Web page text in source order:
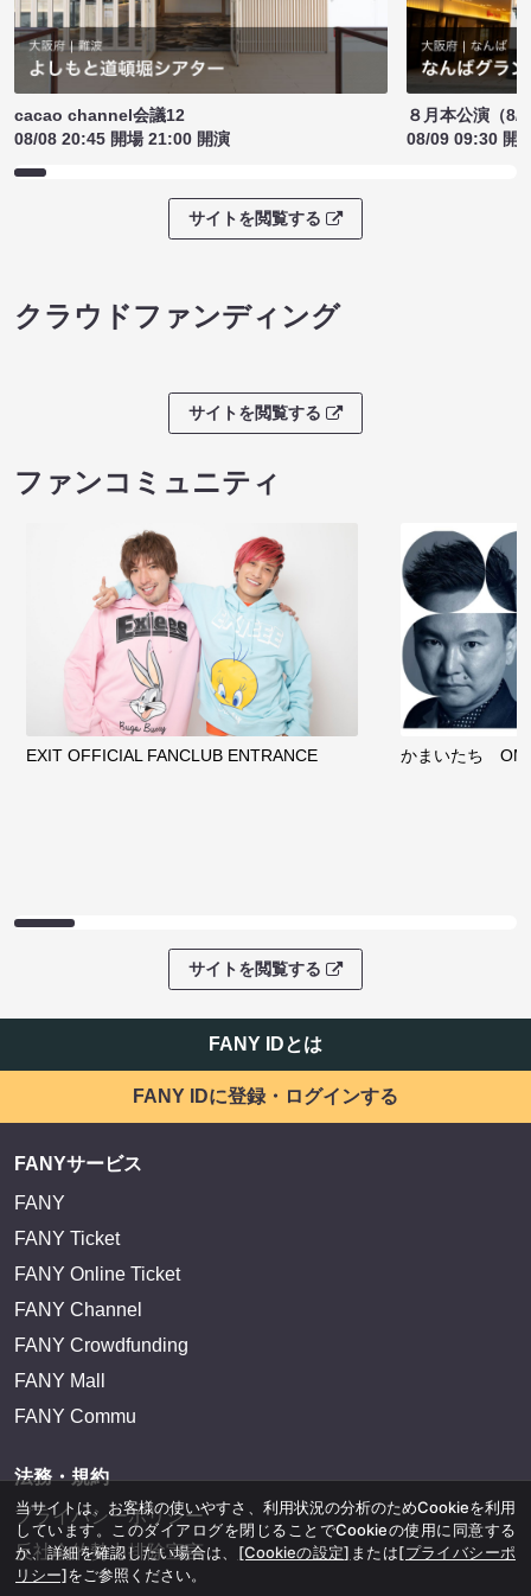
cacao channel会議12
08/08 20:45 開場 21:00 開演
８月本公演（8/
08/09 09:30 開
サイトを閲覧する
クラウドファンディング
サイトを閲覧する
ファンコミュニティ
EXIT OFFICIAL FANCLUB ENTRANCE かまいたち
サイトを閲覧する
FANY IDとは
FANY IDに登録・ログインする
FANYサービス
FANY
FANY Ticket
FANY Online Ticket
FANY Channel
FANY Crowdfunding
FANY Mall
FANY Commu
法務・規約
プライバシーポリシー
反社会的勢力排除宣言
当サイトは、お客様の使いやすさ、利用状況の分析のためCookieを利用
しています。このダイアログを閉じることでCookieの使用に同意する
か、詳細を確認したい場合は、 [Cookieの設定] または[プライバシーポ
リシー]をご参照ください。